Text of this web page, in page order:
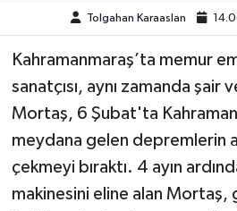
Tolgahan Karaaslan
Kahramanmaraş’ta memur
sanatçısı, aynı zamanda şair
Mortaş, 6 Şubat'ta
meydana gelen depremlerin
çekmeyi bıraktı. 4 ayın
makinesini eline alan Mortaş,
DÜNYA
TREND
OTOMOTİV
TEKNOLOJİ